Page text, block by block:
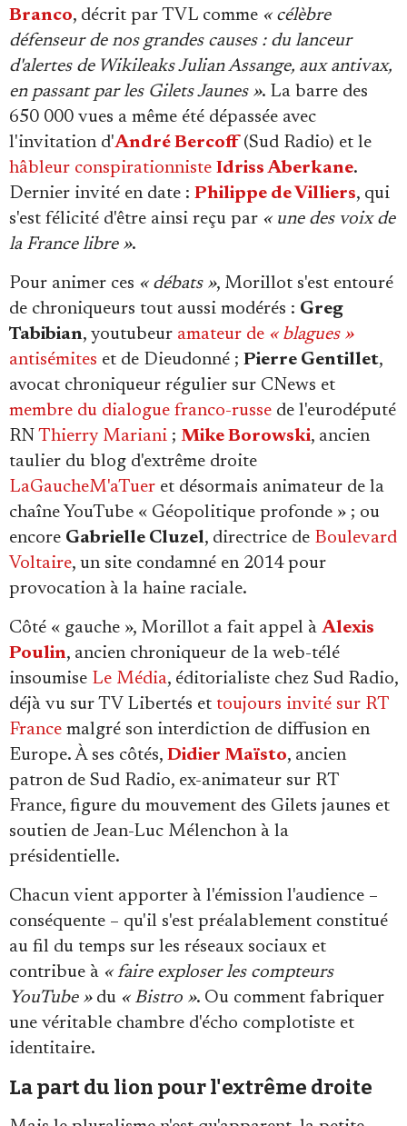
Branco, décrit par TVL comme « célèbre
défenseur de nos grandes causes : du lanceur
d'alertes de Wikileaks Julian Assange, aux antivax,
en passant par les Gilets Jaunes ». La barre des
650 000 vues a même été dépassée avec
l'invitation d'André Bercoff(Sud Radio) et le
hâbleur conspirationniste Idriss Aberkane.
Dernier invité en date : Philippe de Villiers, qui
s'est félicité d'être ainsi reçu par « une des voix de
la France libre ».
Pour animer ces « débats », Morillot s'est entouré
de chroniqueurs tout aussi modérés : Greg
Tabibian, youtubeur amateur de « blagues »
antisémites et de Dieudonné ; Pierre Gentillet,
avocat chroniqueur régulier sur CNews et
membre du dialogue franco-russe de l'eurodéputé
RN Thierry Mariani ; Mike Borowski, ancien
taulier du blog d'extrême droite
LaGaucheM'aTuer et désormais animateur de la
chaîne YouTube « Géopolitique profonde » ; ou
encore Gabrielle Cluzel, directrice de Boulevard
Voltaire, un site condamné en 2014 pour
provocation à la haine raciale.
Côté « gauche », Morillot a fait appel à Alexis
Poulin, ancien chroniqueur de la web-télé
insoumise Le Média, éditorialiste chez Sud Radio,
déjà vu sur TV Libertés et toujours invité sur RT
France malgré son interdiction de diffusion en
Europe. À ses côtés, Didier Maïsto, ancien
patron de Sud Radio, ex-animateur sur RT
France, figure du mouvement des Gilets jaunes et
soutien de Jean-Luc Mélenchon à la
présidentielle.
Chacun vient apporter à l'émission l'audience –
conséquente – qu'il s'est préalablement constitué
au fil du temps sur les réseaux sociaux et
contribue à « faire exploser les compteurs
YouTube »du « Bistro ». Ou comment fabriquer
une véritable chambre d'écho complotiste et
identitaire.
La part du lion pour l'extrême droite